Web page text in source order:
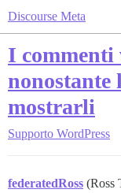
Discourse Meta
I commenti
nonostante
mostrarli
Supporto WordPress
federatedRoss (Ross